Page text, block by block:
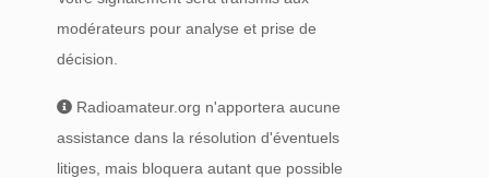
modérateurs pour analyse et prise de
décision.
Radioamateur.org n'apportera aucune
assistance dans la résolution d'éventuels
litiges, mais bloquera autant que possible